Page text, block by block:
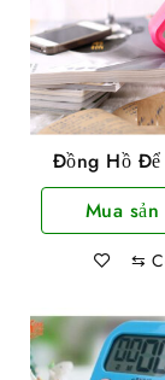
Đồng Hồ Để
Hình Led Có
NgàyMua sản
⇆